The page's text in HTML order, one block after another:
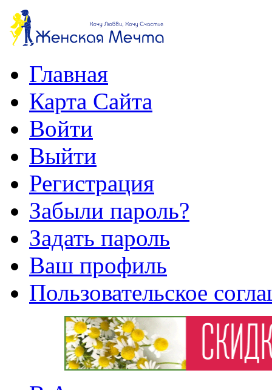
Главная
Карта Сайта
Войти
Выйти
Регистрация
Забыли пароль?
Задать пароль
Ваш профиль
Пользовательское